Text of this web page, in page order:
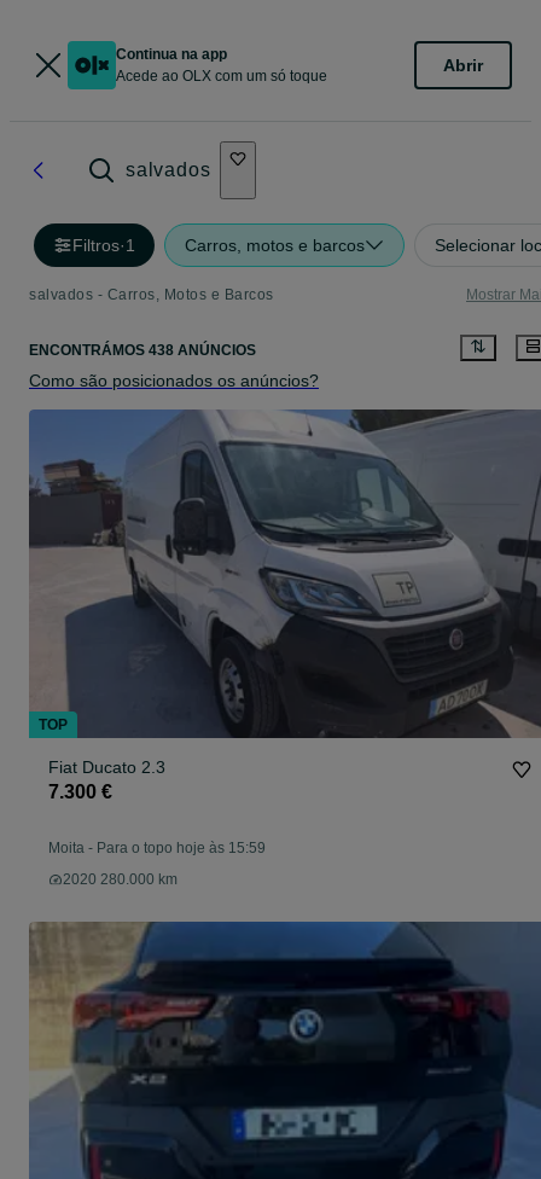
Continua na app
Acede ao OLX com um só toque
Abrir
salvados
Filtros·1 Carros, motos e barcos Selecionar
salvados - Carros, Motos e Barcos Mostrar
ENCONTRÁMOS 438 ANÚNCIOS
Como são posicionados os anúncios?
Fiat Ducato 2.3
7.300 €
Moita - Para o topo hoje às 15:59
2020 280.000 km
TOP